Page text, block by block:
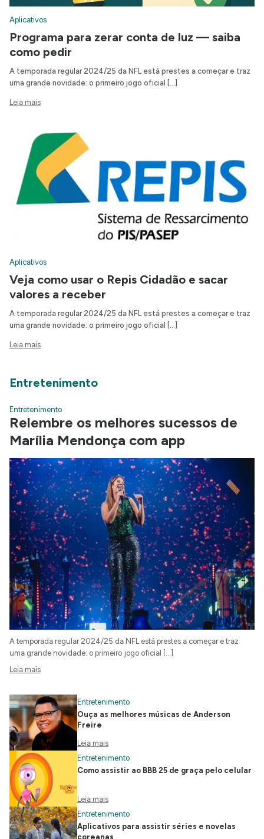
Aplicativos
Programa para zerar conta de luz — saiba
como pedir
A temporada regular 2024/25 da NFL está prestes a começar e traz
uma grande novidade: o primeiro jogo oficial […]
Leia mais
Aplicativos
Veja como usar o Repis Cidadão e sacar
valores a receber
A temporada regular 2024/25 da NFL está prestes a começar e traz
uma grande novidade: o primeiro jogo oficial […]
Leia mais
Entretenimento
Entretenimento
Relembre os melhores sucessos de
Marília Mendonça com app
A temporada regular 2024/25 da NFL está prestes a começar e traz
uma grande novidade: o primeiro jogo oficial […]
Leia mais
Entretenimento
Ouça as melhores músicas de Anderson
Freire
Leia mais
Entretenimento
Como assistir ao BBB 25 de graça pelo celular
Leia mais
Entretenimento
Aplicativos para assistir séries e novelas
coreanas